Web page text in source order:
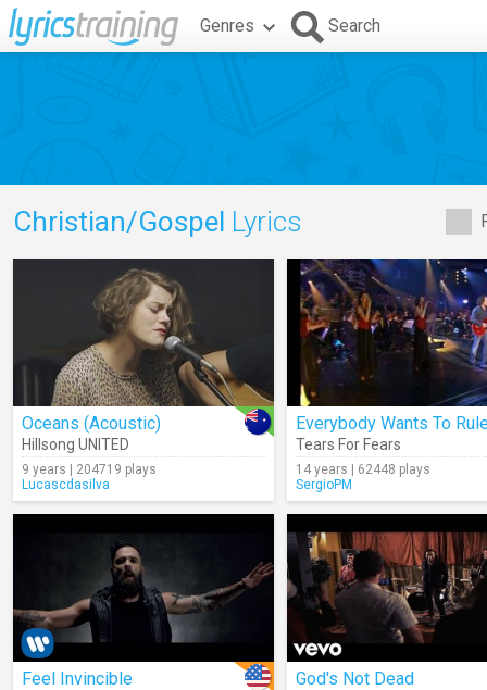
Genres Search
Christian/Gospel Lyrics
Oceans (Acoustic)
Hillsong UNITED
9 years | 204719 plays
Lucascdasilva
Tears For Fears
14 years | 62448 plays
SergioPM
Feel Invincible God's Not Dead